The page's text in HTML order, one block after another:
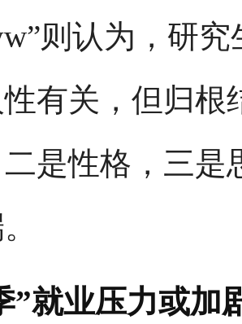
则认为，研
有关，但归
是性格，三
”就业压力或加